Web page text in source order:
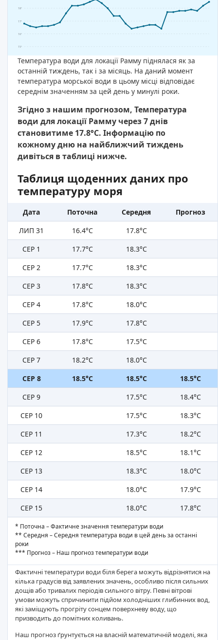
15°
16°
17°
18°
Температура води для локації Рамму піднялася як за
останній тиждень, так і за місяць. На даний момент
температура морської води в цьому місці відповідає
середнім значенням за цей день у минулі роки.
Згідно з нашим прогнозом, Температура
води для локації Рамму через 7 днів
становитиме 17.8°C. Інформацію по
кожному дню на найближчий тиждень
дивіться в таблиці нижче.
Таблиця щоденних даних про
температуру моря
Дата Поточна Середня
Прогноз
ЛИП 31
16.4°C
17.8°C
СЕР 1
17.7°C
18.3°C
СЕР 2
17.7°C
18.3°C
СЕР 3
17.8°C
18.3°C
СЕР 4
17.8°C
18.0°C
СЕР 5
17.9°C
17.8°C
СЕР 6
17.8°C
17.5°C
СЕР 7
18.2°C
18.0°C
СЕР 8
18.5°C 18.5°C
18.5°C
СЕР 9
17.5°C
18.4°C
СЕР 10
17.5°C
18.3°C
СЕР 11
17.3°C
18.2°C
СЕР 12
18.5°C
18.1°C
СЕР 13
18.3°C
18.0°C
СЕР 14
18.0°C
17.9°C
СЕР 15
18.0°C 17.8°C
* Поточна – Фактичне значення температури води
** Середня – Середня температура води в цей день за останні
роки
*** Прогноз – Наш прогноз температури води
Фактичні температури води біля берега можуть відрізнятися на
кілька градусів від заявлених значень, особливо після сильних
дощів або тривалих періодів сильного вітру. Певні вітрові
умови можуть спричинити підйом холодніших глибинних вод,
які заміщують прогріту сонцем поверхневу воду, що
призводить до помітних коливань.
Наш прогноз ґрунтується на власній математичній моделі, яка